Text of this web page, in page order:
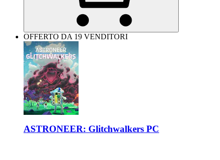
OFFERTO DA 19 VENDITORI
ASTRONEER: Glitchwalkers PC